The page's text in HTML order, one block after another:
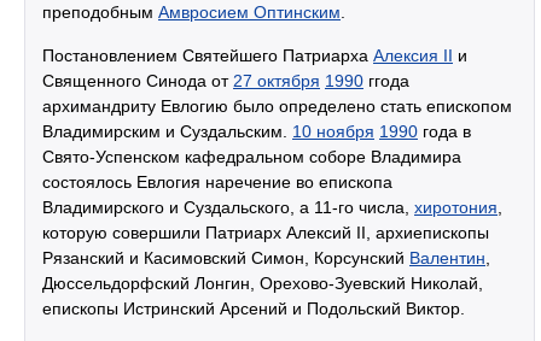
преподобным Амвросием Оптинским
Постановлением Святейшего Патриарха Алексия II и
Священного Синода от 27 октября 1990 ггода
архимандриту Евлогию было определено стать епископом
Владимирским и Суздальским. 10 ноября 1990 года в
Свято-Успенском кафедральном соборе Владимира
состоялось Евлогия наречение во епископа
Владимирского и Суздальского, а 11-го числа, хиротония
которую совершили Патриарх Алексий II, архиепископы
Рязанский и Касимовский Симон, Корсунский Валентин
Дюссельдорфский Лонгин, Орехово-Зуевский Николай,
епископы Истринский Арсений и Подольский Виктор.